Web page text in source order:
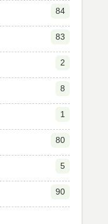
84
83
2
8
1
80
5
90